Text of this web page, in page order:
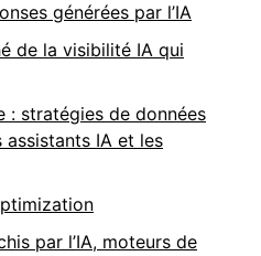
générées par l’IA
de la visibilité IA qui
: stratégies de données
assistants IA et les
par l’IA, moteurs de